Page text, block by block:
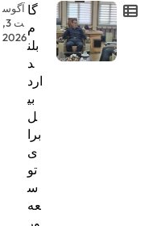
گا
م
بلن
د
ارد
بی
ل
برا
ی
تو
س
عه
ور
آگوس
ت 3,
2026